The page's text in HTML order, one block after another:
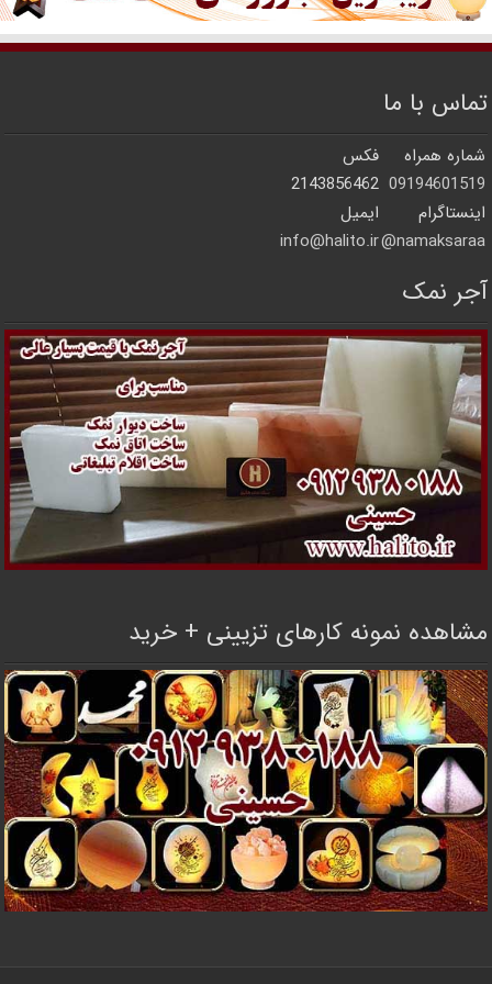
تماس با ما
شماره همراه
فکس
09194601519
2143856462
اینستاگرام
ایمیل
namaksaraa@
info@halito.ir
آجر نمک
مشاهده نمونه کارهای تزیینی + خرید